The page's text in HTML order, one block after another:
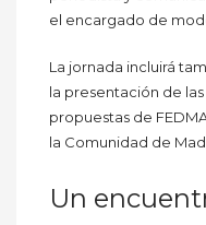
el encargado de
La jornada incluirá
la presentación de
propuestas de
la Comunidad de
Un